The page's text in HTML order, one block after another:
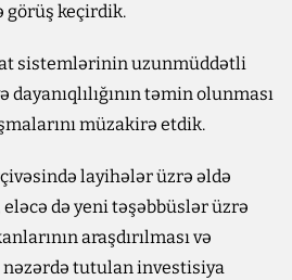
görüş keçirdik.
sistemlərinin uzunmüddətli
dayanıqlılığının təmin olunması
müzakirə etdik.
layihələr üzrə əldə
də yeni təşəbbüslər üzrə
araşdırılması və
tutulan investisiya